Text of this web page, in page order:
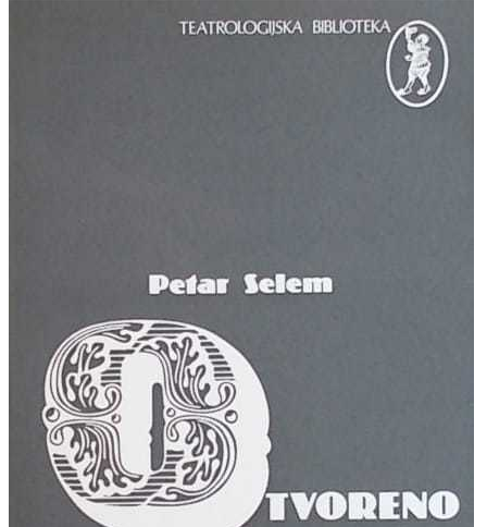
FILOZOFIJA, SOCIOLOGIJA, ANTROPOLOGIJA
RAZNO
RELIGIJA
DO ZEMLJOVIDA
RJEČNICI, GRAMATIKE, PRAVOPISI…
ŠAH
SPORT
STRIPOVI
TEHNIČKE ZNANOSTI
TEORIJA I POVIJEST KNJIŽEVNOSTI
VEDUTE
ZAGREB
ZEMLJOVIDI
Otkup knjiga
O nama